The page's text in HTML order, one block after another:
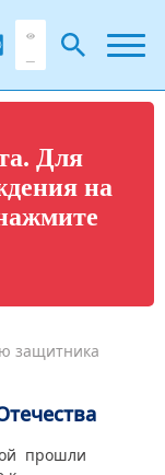
Для
на
защитника
прошли